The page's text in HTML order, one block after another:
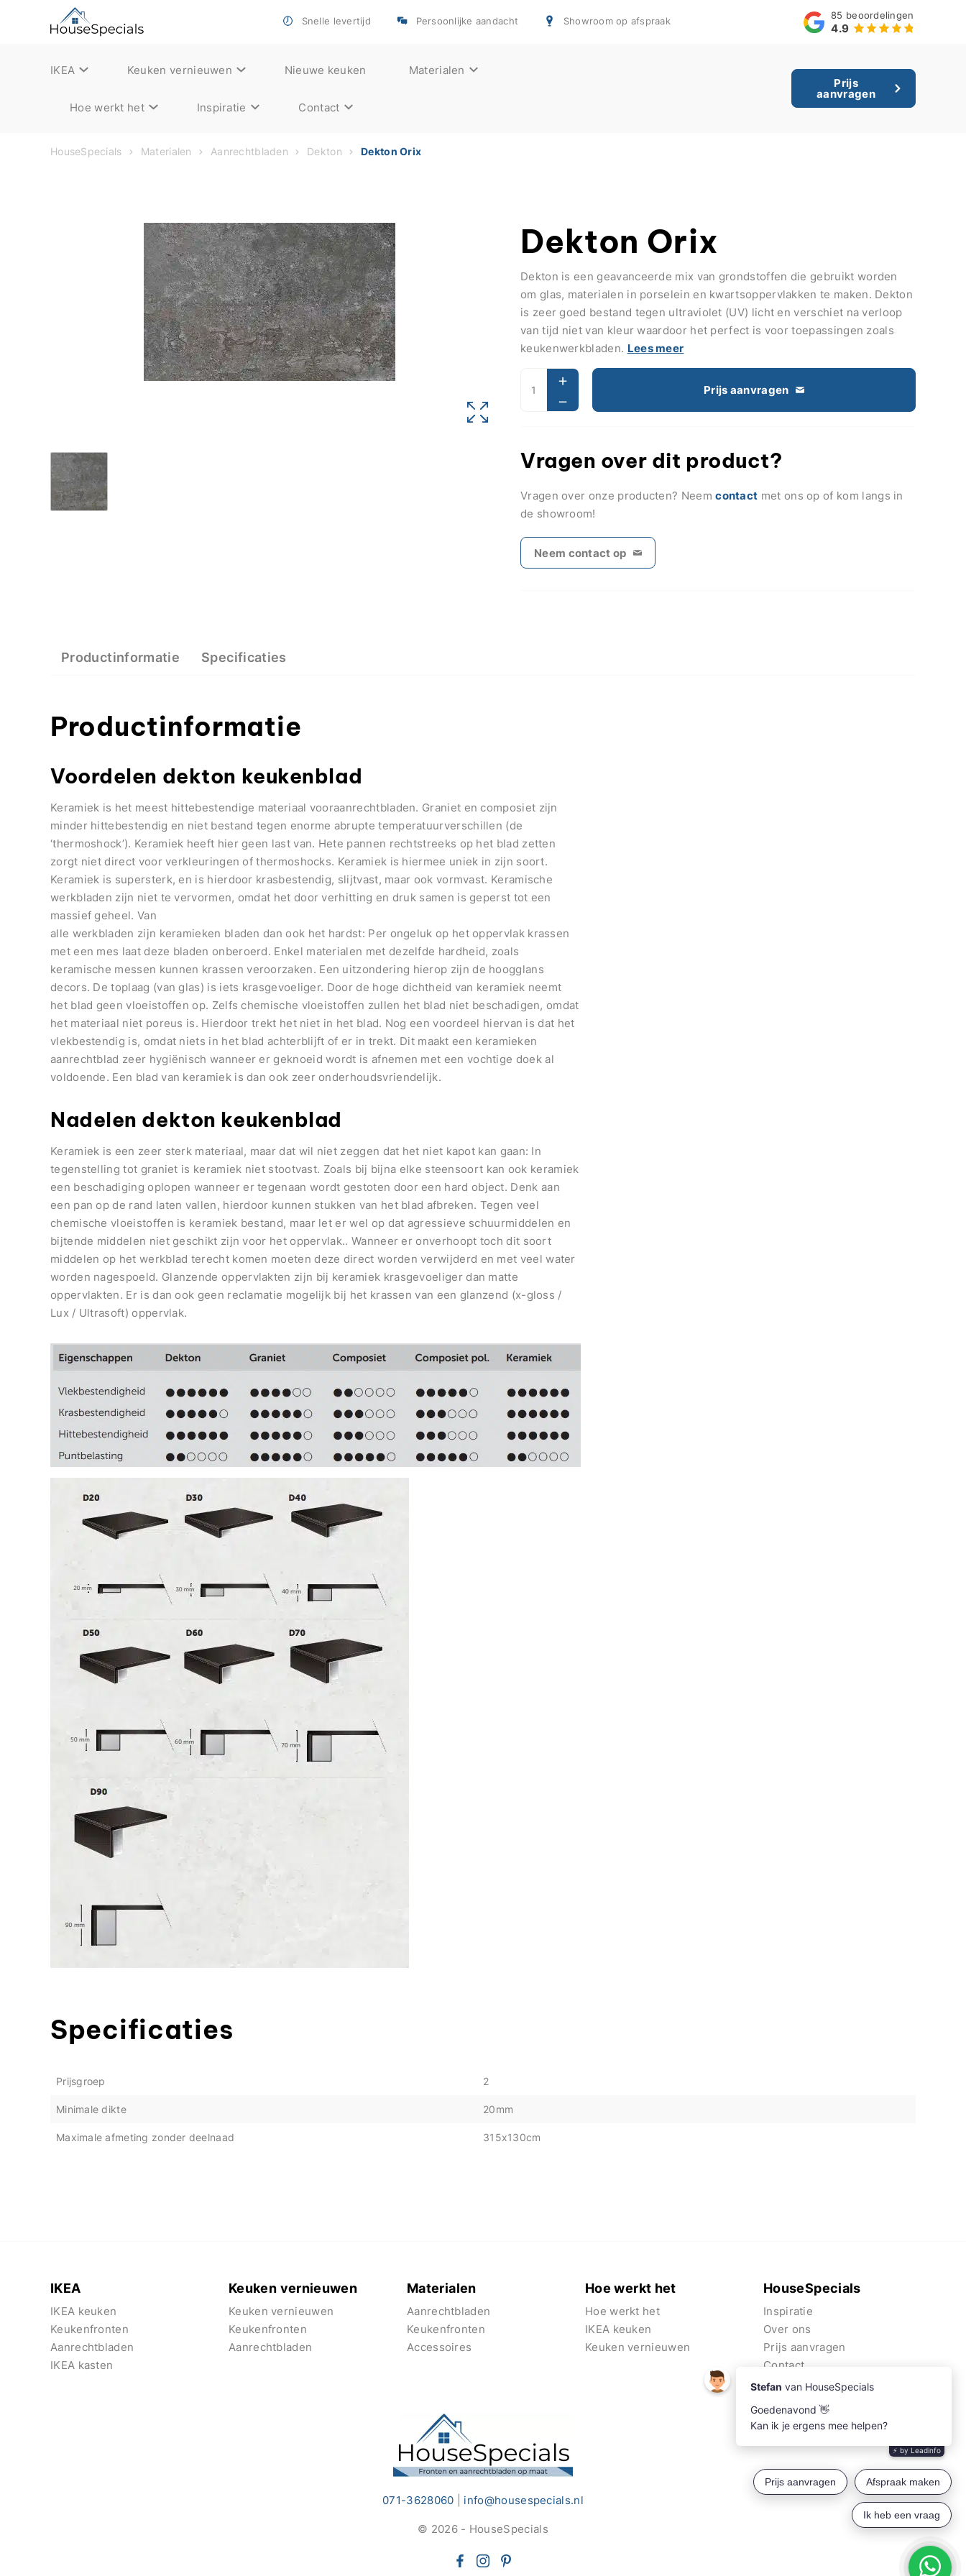
Snelle levertijd Persoonlijke aandacht Showroom op afspraak 85 beoordelingen
4.9
IKEA Keuken vernieuwen Nieuwe keuken Materialen
Hoe werkt het Inspiratie Contact
Prijs
aanvragen
HouseSpecials Materialen Aanrechtbladen Dekton Dekton Orix
Dekton Orix
Dekton is een geavanceerde mix van grondstoffen die gebruikt worden
om glas, materialen in porselein en kwartsoppervlakken te maken. Dekton
is zeer goed bestand tegen ultraviolet (UV) licht en verschiet na verloop
van tijd niet van kleur waardoor het perfect is voor toepassingen zoals
keukenwerkbladen. Lees meer
Prijs aanvragen
Vragen over dit product?
Vragen over onze producten? Neemcontact met ons op of kom langs in
de showroom!
Neem contact op
Productinformatie Specificaties
Productinformatie
Voordelen dekton keukenblad
Keramiek is het meest hittebestendige materiaal vooraanrechtbladen. Graniet en composiet zijn
minder hittebestendig en niet bestand tegen enorme abrupte temperatuurverschillen (de
‘thermoshock’). Keramiek heeft hier geen last van. Hete pannen rechtstreeks op het blad zetten
zorgt niet direct voor verkleuringen of thermoshocks. Keramiek is hiermee uniek in zijn soort.
Keramiek is supersterk, en is hierdoor krasbestendig, slijtvast, maar ook vormvast. Keramische
werkbladen zijn niet te vervormen, omdat het door verhitting en druk samen is geperst tot een
massief geheel. Van
alle werkbladen zijn keramieken bladen dan ook het hardst: Per ongeluk op het oppervlak krassen
met een mes laat deze bladen onberoerd. Enkel materialen met dezelfde hardheid, zoals
keramische messen kunnen krassen veroorzaken. Een uitzondering hierop zijn de hoogglans
decors. De toplaag (van glas) is iets krasgevoeliger. Door de hoge dichtheid van keramiek neemt
het blad geen vloeistoffen op. Zelfs chemische vloeistoffen zullen het blad niet beschadigen, omdat
het materiaal niet poreus is. Hierdoor trekt het niet in het blad. Nog een voordeel hiervan is dat het
vlekbestendig is, omdat niets in het blad achterblijft of er in trekt. Dit maakt een keramieken
aanrechtblad zeer hygiënisch wanneer er geknoeid wordt is afnemen met een vochtige doek al
voldoende. Een blad van keramiek is dan ook zeer onderhoudsvriendelijk.
Nadelen dekton keukenblad
Keramiek is een zeer sterk materiaal, maar dat wil niet zeggen dat het niet kapot kan gaan: In
tegenstelling tot graniet is keramiek niet stootvast. Zoals bij bijna elke steensoort kan ook keramiek
een beschadiging oplopen wanneer er tegenaan wordt gestoten door een hard object. Denk aan
een pan op de rand laten vallen, hierdoor kunnen stukken van het blad afbreken. Tegen veel
chemische vloeistoffen is keramiek bestand, maar let er wel op dat agressieve schuurmiddelen en
bijtende middelen niet geschikt zijn voor het oppervlak.. Wanneer er onverhoopt toch dit soort
middelen op het werkblad terecht komen moeten deze direct worden verwijderd en met veel water
worden nagespoeld. Glanzende oppervlakten zijn bij keramiek krasgevoeliger dan matte
oppervlakten. Er is dan ook geen reclamatie mogelijk bij het krassen van een glanzend (x-gloss /
Lux / Ultrasoft) oppervlak.
Specificaties
Prijsgroep 2
Minimale dikte 20mm
Maximale afmeting zonder deelnaad 315x130cm
IKEA
IKEA keuken
Keukenfronten
Aanrechtbladen
IKEA kasten
Keuken vernieuwen
Keuken vernieuwen
Keukenfronten
Aanrechtbladen
Materialen
Aanrechtbladen
Keukenfronten
Accessoires
Hoe werkt het
Hoe werkt het
IKEA keuken
Keuken vernieuwen
HouseSpecials
Inspiratie
Over ons
Prijs aanvragen
Contact
Algemene voorwaarden
071-3628060
info@housespecials.nl
© 2026 - HouseSpecials